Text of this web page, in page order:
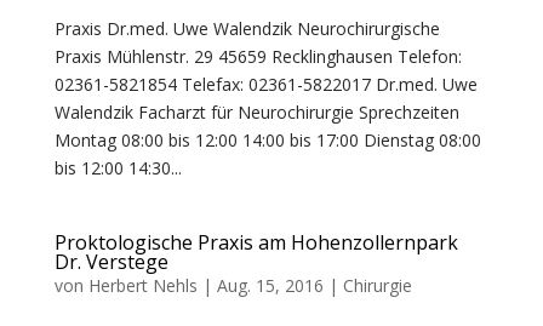
Praxis Dr.med. Uwe Walendzik Neurochirurgische
Praxis Mühlenstr. 29 45659 Recklinghausen Telefon:
02361-5821854 Telefax: 02361-5822017 Dr.med. Uwe
Walendzik Facharzt für Neurochirurgie Sprechzeiten
Montag 08:00 bis 12:00 14:00 bis 17:00 Dienstag 08:00
bis 12:00 14:30...
Proktologische Praxis am Hohenzollernpark
Dr. Verstege
von Herbert Nehls | Aug. 15, 2016 | Chirurgie